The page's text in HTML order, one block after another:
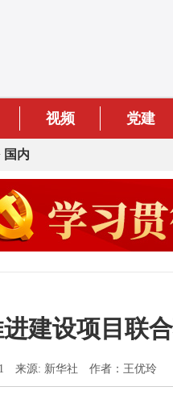
视频 党建
国内
建设项目联
来源: 新华社 作者：王优玲